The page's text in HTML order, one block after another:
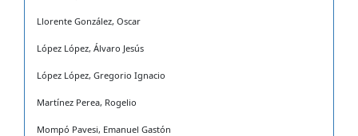
Llorente González, Oscar
López López, Álvaro Jesús
López López, Gregorio Ignacio
Martínez Perea, Rogelio
Mompó Pavesi, Emanuel Gastón